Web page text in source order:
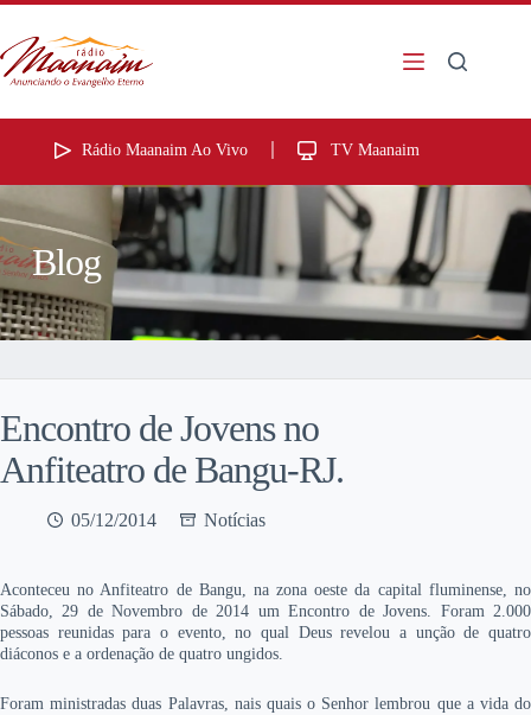
Rádio Maanaim Ao Vivo TV Maanaim
Blog
Encontro de Jovens no
Anfiteatro de Bangu-RJ.
05/12/2014 Notícias
Aconteceu no Anfiteatro de Bangu, na zona oeste da capital fluminense, no
Sábado, 29 de Novembro de 2014 um Encontro de Jovens. Foram 2.000
pessoas reunidas para o evento, no qual Deus revelou a unção de quatro
diáconos e a ordenação de quatro ungidos.
Foram ministradas duas Palavras, nais quais o Senhor lembrou que a vida do